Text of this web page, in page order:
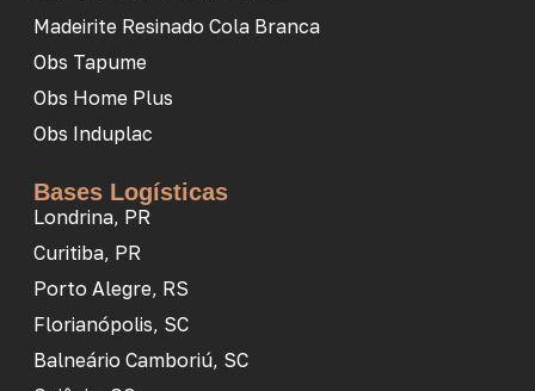
Madeirite Resinado Cola Branca
Obs Tapume
Obs Home Plus
Obs Induplac
Bases Logísticas
Londrina, PR
Curitiba, PR
Porto Alegre, RS
Florianópolis, SC
Balneário Camboriú, SC